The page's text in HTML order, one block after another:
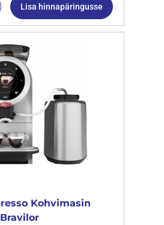
Lisa hinnapäringusse
Kohvimasin